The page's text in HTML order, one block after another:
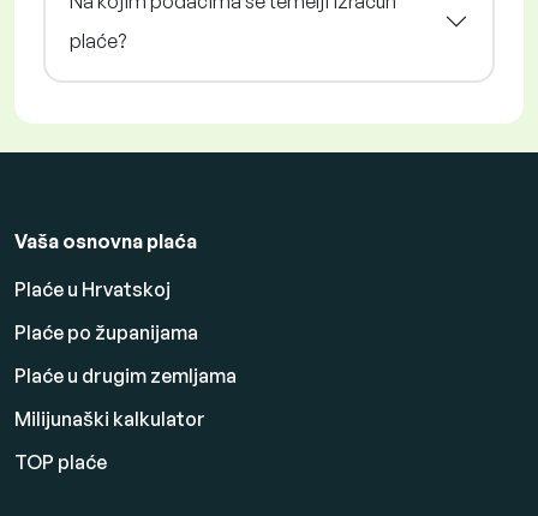
plaće?
Vaša osnovna plaća
Plaće u Hrvatskoj
Plaće po županijama
Plaće u drugim zemljama
Milijunaški kalkulator
TOP plaće